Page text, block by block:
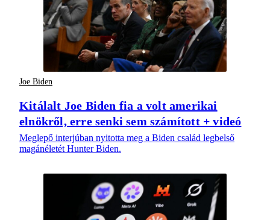
Joe Biden
Kitálalt Joe Biden fia a volt amerikai
elnökről, erre senki sem számított + videó
Meglepő interjúban nyitotta meg a Biden család legbelső
magánéletét Hunter Biden.